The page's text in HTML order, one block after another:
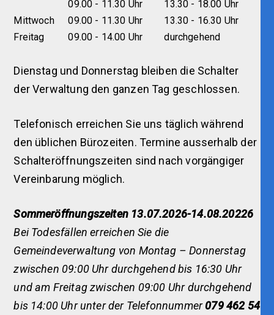
09.00 - 11.30 Uhr
13.30 - 18.00 Uhr
Mittwoch
09.00 - 11.30 Uhr
13.30 - 16.30 Uhr
Freitag
09.00 - 14.00 Uhr durchgehend
Dienstag und Donnerstag bleiben die Schalter
der Verwaltung den ganzen Tag geschlossen.
Telefonisch erreichen Sie uns täglich während
den üblichen Bürozeiten. Termine ausserhalb der
Schalteröffnungszeiten sind nach vorgängiger
Vereinbarung möglich.
Sommeröffnungszeiten 13.07.2026-14.08.20226
Bei Todesfällen erreichen Sie die
Gemeindeverwaltung von Montag – Donnerstag
zwischen 09:00 Uhr durchgehend bis 16:30 Uhr
und am Freitag zwischen 09:00 Uhr durchgehend
bis 14:00 Uhr unter der Telefonnummer079 462 54